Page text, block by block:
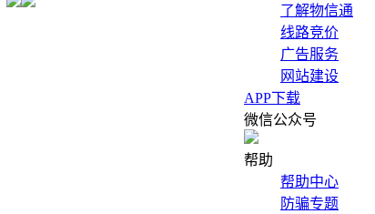
了解物信通
线路竞价
广告服务
网站建设
APP下载
微信公众号
帮助
帮助中心
防骗专题